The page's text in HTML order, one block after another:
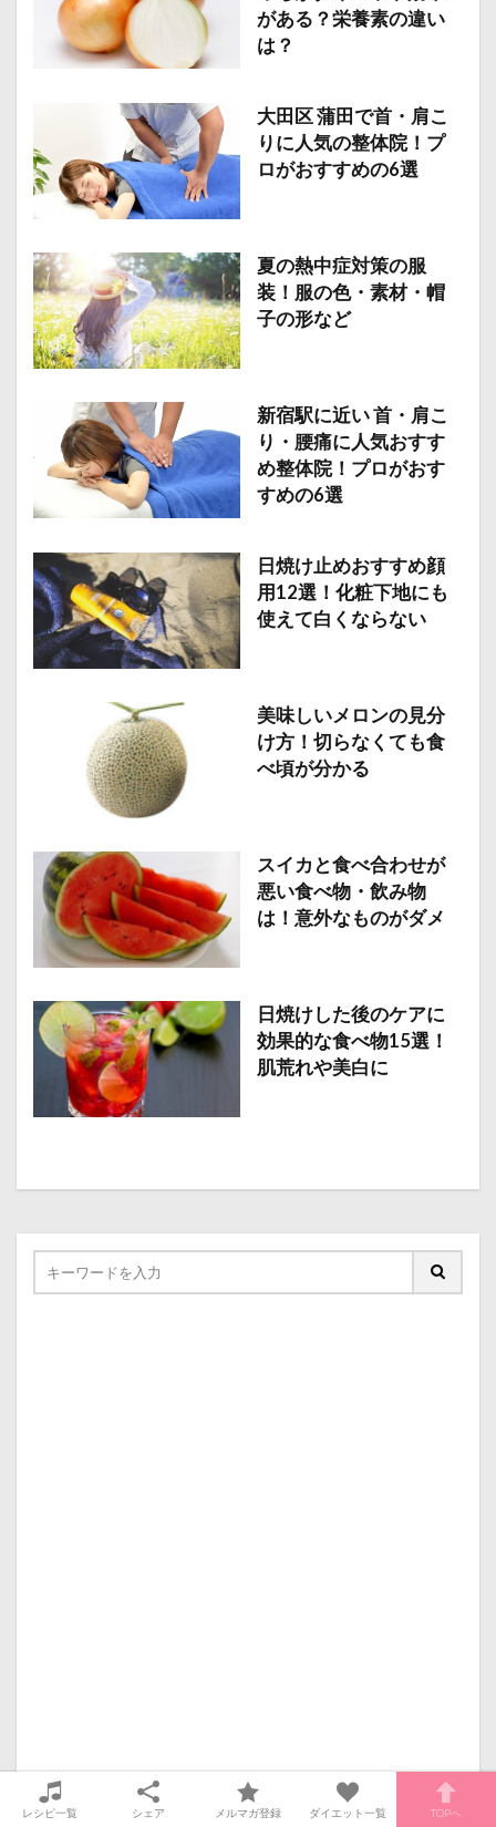
がある？栄養素の違い
は？
大田区 蒲田で首・肩こ
りに人気の整体院！プ
ロがおすすめの6選
夏の熱中症対策の服
装！服の色・素材・帽
子の形など
新宿駅に近い 首・肩こ
り・腰痛に人気おすす
め整体院！プロがおす
すめの6選
日焼け止めおすすめ顔
用12選！化粧下地にも
使えて白くならない
美味しいメロンの見分
け方！切らなくても食
べ頃が分かる
スイカと食べ合わせが
悪い食べ物・飲み物
は！意外なものがダメ
日焼けした後のケアに
効果的な食べ物15選！
肌荒れや美白に
レシピ一覧 シェア メルマガ登録 ダイエット一覧 TOPへ